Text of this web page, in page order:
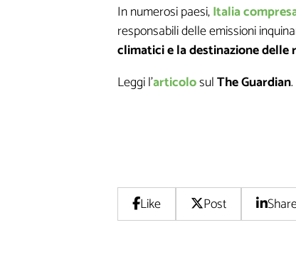
In numerosi paesi,Italia
responsabili delle emissioni
climatici e la destinazione delle
Leggi l’articolosulThe Guardian.
Like Post
I seguenti
informazioni